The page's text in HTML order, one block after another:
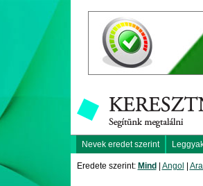
Nevek eredet szerint
Eredete szerint: Mind Angol